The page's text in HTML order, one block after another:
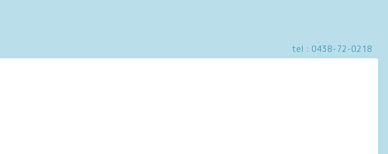
tel : 0438-72-0218